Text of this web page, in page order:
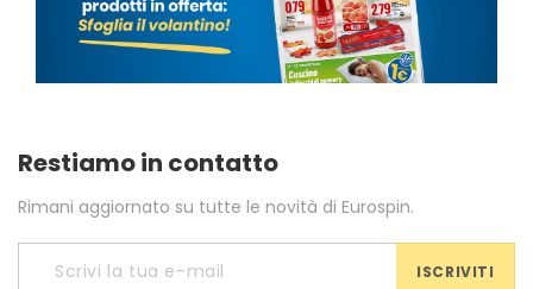
Restiamo in contatto
Rimani aggiornato su tutte le novità di Eurospin.
ISCRIVITI